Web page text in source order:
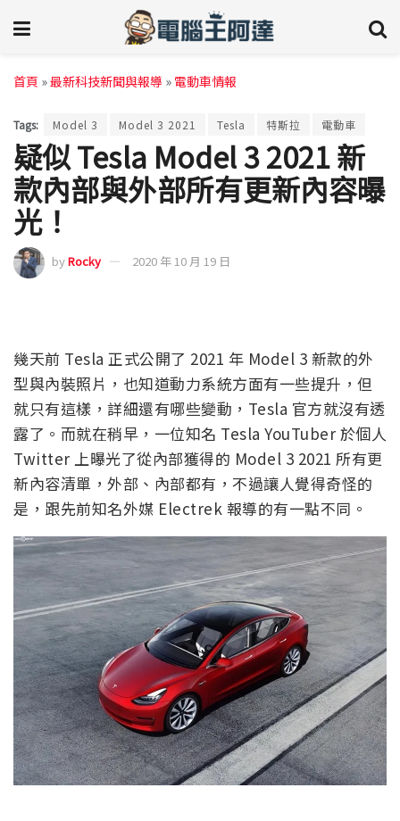
首頁 »最新科技新聞與報導 » 電動車情報
Tags: Model 3 Model 3 2021 Tesla 特斯拉 電動車
疑似 Tesla Model 3 2021 新
款內部與外部所有更新內容曝
光！
byRocky 2020 年 10 月 19 日
幾天前 Tesla 正式公開了 2021 年 Model 3 新款的外
型與內裝照片，也知道動力系統方面有一些提升，但
就只有這樣，詳細還有哪些變動，Tesla 官方就沒有透
露了。而就在稍早，一位知名 Tesla YouTuber 於個人
Twitter 上曝光了從內部獲得的 Model 3 2021 所有更
新內容清單，外部、內部都有，不過讓人覺得奇怪的
是，跟先前知名外媒 Electrek 報導的有一點不同。